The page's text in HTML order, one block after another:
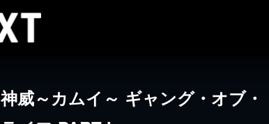
神威～カムイ～ ギャング・オブ・